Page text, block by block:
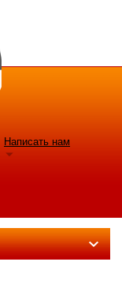
Написать нам